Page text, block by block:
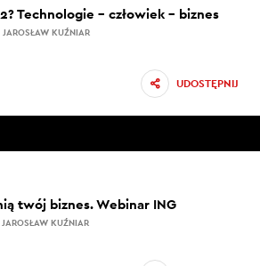
Technologie – człowiek – biznes
KUŹNIAR
UDOSTĘPNIJ
twój biznes. Webinar ING
KUŹNIAR